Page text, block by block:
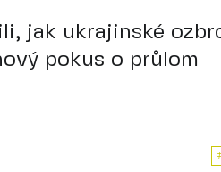
jak ukrajinské
pokus o průlom